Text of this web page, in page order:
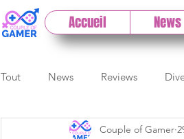
Accueil News
Tout News Reviews
Previews Cloud
Couple of Gamer